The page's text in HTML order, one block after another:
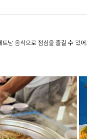
남 음식으로 점심을 즐길 수 있